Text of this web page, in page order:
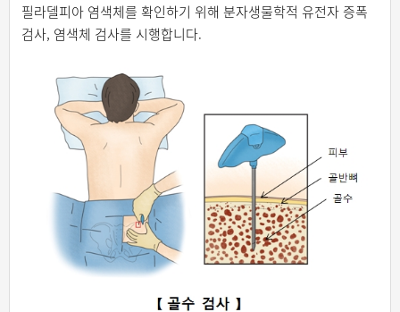
필라델피아 염색체를 확인하기 위해 분자생물학적 유전자 증폭
검사, 염색체 검사를 시행합니다.